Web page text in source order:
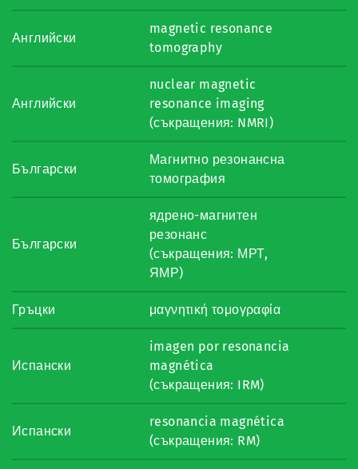
Английски
magnetic resonance
tomography
Английски
nuclear magnetic
resonance imaging
(съкращения: NMRI)
Български
Магнитно резонансна
томография
Български
ядрено-магнитен
резонанс
(съкращения: МРТ,
ЯМР)
Гръцки μαγνητική τομογραφία
Испански
imagen por resonancia
magnética
(съкращения: IRM)
Испански
resonancia magnética
(съкращения: RM)